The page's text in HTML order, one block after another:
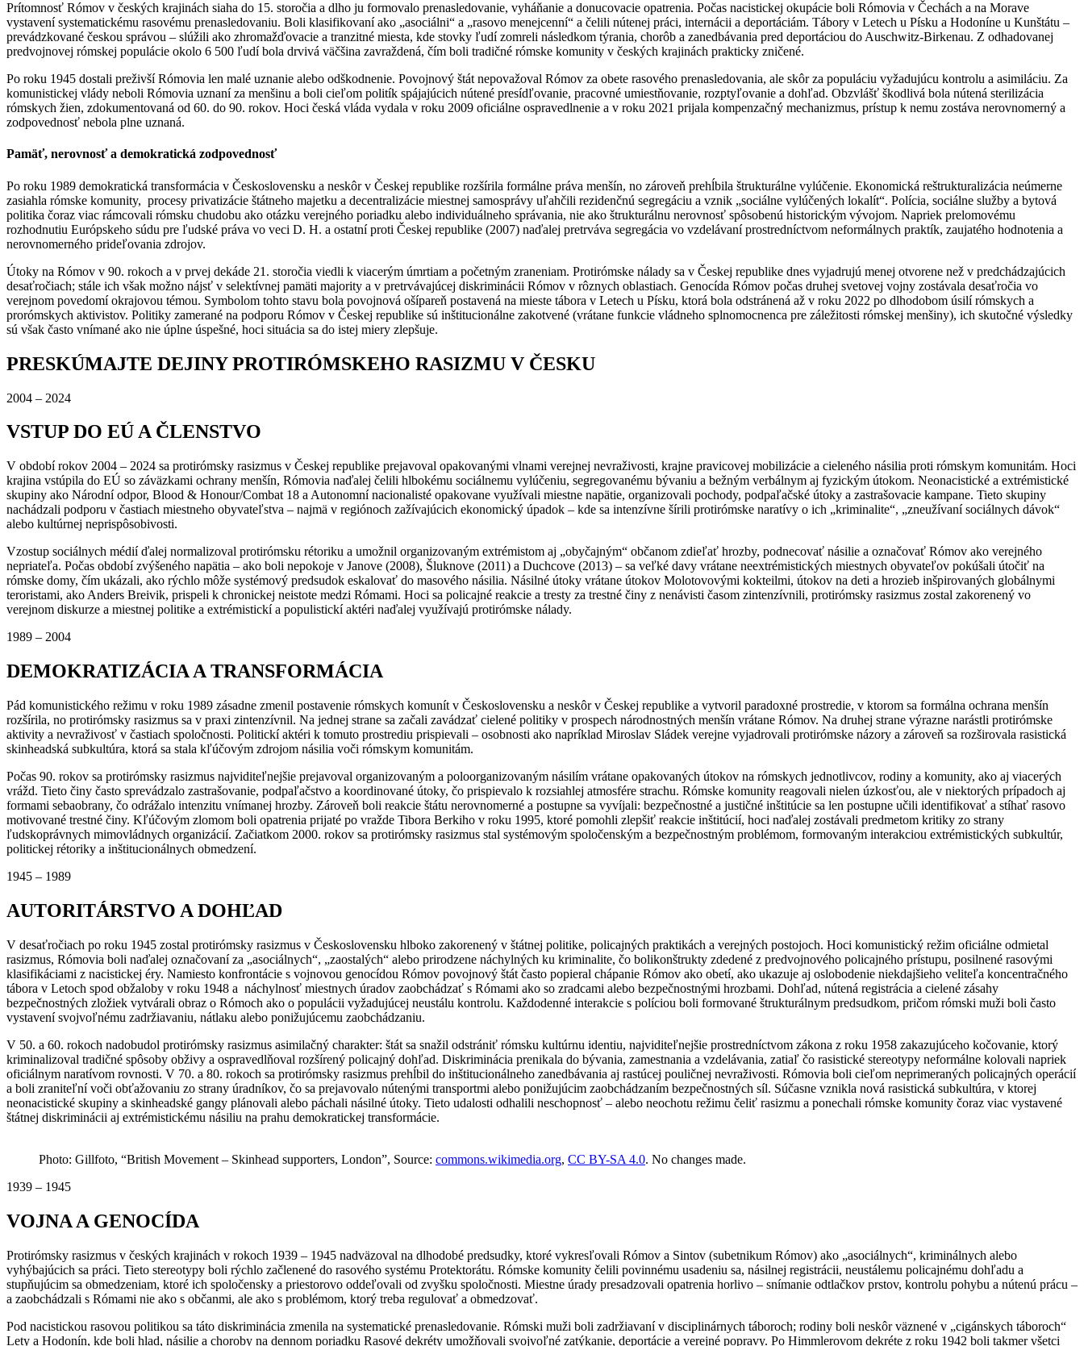
Prítomnosť Rómov v českých krajinách siaha do 15. storočia a dlho ju formovalo prenasledovanie, vyháňanie a donucovacie opatrenia. Počas nacistickej okupácie boli Rómovia v Čechách a na Morave
vystavení systematickému rasovému prenasledovaniu. Boli klasifikovaní ako „asociálni“ a „rasovo menejcenní“ a čelili nútenej práci, internácii a deportáciám. Tábory v Letech u Písku a Hodoníne u Kunštátu –
prevádzkované českou správou – slúžili ako zhromažďovacie a tranzitné miesta, kde stovky ľudí zomreli následkom týrania, chorôb a zanedbávania pred deportáciou do Auschwitz-Birkenau. Z odhadovanej
predvojnovej rómskej populácie okolo 6 500 ľudí bola drvivá väčšina zavraždená, čím boli tradičné rómske komunity v českých krajinách prakticky zničené.
Po roku 1945 dostali preživší Rómovia len malé uznanie alebo odškodnenie. Povojnový štát nepovažoval Rómov za obete rasového prenasledovania, ale skôr za populáciu vyžadujúcu kontrolu a asimiláciu. Za
komunistickej vlády neboli Rómovia uznaní za menšinu a boli cieľom politík spájajúcich nútené presídľovanie, pracovné umiestňovanie, rozptyľovanie a dohľad. Obzvlášť škodlivá bola nútená sterilizácia
rómskych žien, zdokumentovaná od 60. do 90. rokov. Hoci česká vláda vydala v roku 2009 oficiálne ospravedlnenie a v roku 2021 prijala kompenzačný mechanizmus, prístup k nemu zostáva nerovnomerný a
zodpovednosť nebola plne uznaná.
Pamäť, nerovnosť a demokratická zodpovednosť
Po roku 1989 demokratická transformácia v Československu a neskôr v Českej republike rozšírila formálne práva menšín, no zároveň prehĺbila štrukturálne vylúčenie. Ekonomická reštrukturalizácia neúmerne
zasiahla rómske komunity, procesy privatizácie štátneho majetku a decentralizácie miestnej samosprávy uľahčili rezidenčnú segregáciu a vznik „sociálne vylúčených lokalít“. Polícia, sociálne služby a bytová
politika čoraz viac rámcovali rómsku chudobu ako otázku verejného poriadku alebo individuálneho správania, nie ako štrukturálnu nerovnosť spôsobenú historickým vývojom. Napriek prelomovému
rozhodnutiu Európskeho súdu pre ľudské práva vo veci D. H. a ostatní proti Českej republike (2007) naďalej pretrváva segregácia vo vzdelávaní prostredníctvom neformálnych praktík, zaujatého hodnotenia a
nerovnomerného prideľovania zdrojov.
Útoky na Rómov v 90. rokoch a v prvej dekáde 21. storočia viedli k viacerým úmrtiam a početným zraneniam. Protirómske nálady sa v Českej republike dnes vyjadrujú menej otvorene než v predchádzajúcich
desaťročiach; stále ich však možno nájsť v selektívnej pamäti majority a v pretrvávajúcej diskriminácii Rómov v rôznych oblastiach. Genocída Rómov počas druhej svetovej vojny zostávala desaťročia vo
verejnom povedomí okrajovou témou. Symbolom tohto stavu bola povojnová ošípareň postavená na mieste tábora v Letech u Písku, ktorá bola odstránená až v roku 2022 po dlhodobom úsilí rómskych a
prorómskych aktivistov. Politiky zamerané na podporu Rómov v Českej republike sú inštitucionálne zakotvené (vrátane funkcie vládneho splnomocnenca pre záležitosti rómskej menšiny), ich skutočné výsledky
sú však často vnímané ako nie úplne úspešné, hoci situácia sa do istej miery zlepšuje.
PRESKÚMAJTE DEJINY PROTIRÓMSKEHO RASIZMU V ČESKU
2004 – 2024
VSTUP DO EÚ A ČLENSTVO
V období rokov 2004 – 2024 sa protirómsky rasizmus v Českej republike prejavoval opakovanými vlnami verejnej nevraživosti, krajne pravicovej mobilizácie a cieleného násilia proti rómskym komunitám. Hoci
krajina vstúpila do EÚ so záväzkami ochrany menšín, Rómovia naďalej čelili hlbokému sociálnemu vylúčeniu, segregovanému bývaniu a bežným verbálnym aj fyzickým útokom. Neonacistické a extrémistické
skupiny ako Národní odpor, Blood & Honour/Combat 18 a Autonomní nacionalisté opakovane využívali miestne napätie, organizovali pochody, podpaľačské útoky a zastrašovacie kampane. Tieto skupiny
nachádzali podporu v častiach miestneho obyvateľstva – najmä v regiónoch zažívajúcich ekonomický úpadok – kde sa intenzívne šírili protirómske naratívy o ich „kriminalite“, „zneužívaní sociálnych dávok“
alebo kultúrnej neprispôsobivosti.
Vzostup sociálnych médií ďalej normalizoval protirómsku rétoriku a umožnil organizovaným extrémistom aj „obyčajným“ občanom zdieľať hrozby, podnecovať násilie a označovať Rómov ako verejného
nepriateľa. Počas období zvýšeného napätia – ako boli nepokoje v Janove (2008), Šluknove (2011) a Duchcove (2013) – sa veľké davy vrátane neextrémistických miestnych obyvateľov pokúšali útočiť na
rómske domy, čím ukázali, ako rýchlo môže systémový predsudok eskalovať do masového násilia. Násilné útoky vrátane útokov Molotovovými kokteilmi, útokov na deti a hrozieb inšpirovaných globálnymi
teroristami, ako Anders Breivik, prispeli k chronickej neistote medzi Rómami. Hoci sa policajné reakcie a tresty za trestné činy z nenávisti časom zintenzívnili, protirómsky rasizmus zostal zakorenený vo
verejnom diskurze a miestnej politike a extrémistickí a populistickí aktéri naďalej využívajú protirómske nálady.
1989 – 2004
DEMOKRATIZÁCIA A TRANSFORMÁCIA
Pád komunistického režimu v roku 1989 zásadne zmenil postavenie rómskych komunít v Československu a neskôr v Českej republike a vytvoril paradoxné prostredie, v ktorom sa formálna ochrana menšín
rozšírila, no protirómsky rasizmus sa v praxi zintenzívnil. Na jednej strane sa začali zavádzať cielené politiky v prospech národnostných menšín vrátane Rómov. Na druhej strane výrazne narástli protirómske
aktivity a nevraživosť v častiach spoločnosti. Politickí aktéri k tomuto prostrediu prispievali – osobnosti ako napríklad Miroslav Sládek verejne vyjadrovali protirómske názory a zároveň sa rozširovala rasistická
skinheadská subkultúra, ktorá sa stala kľúčovým zdrojom násilia voči rómskym komunitám.
Počas 90. rokov sa protirómsky rasizmus najviditeľnejšie prejavoval organizovaným a poloorganizovaným násilím vrátane opakovaných útokov na rómskych jednotlivcov, rodiny a komunity, ako aj viacerých
vrážd. Tieto činy často sprevádzalo zastrašovanie, podpaľačstvo a koordinované útoky, čo prispievalo k rozsiahlej atmosfére strachu. Rómske komunity reagovali nielen úzkosťou, ale v niektorých prípadoch aj
formami sebaobrany, čo odrážalo intenzitu vnímanej hrozby. Zároveň boli reakcie štátu nerovnomerné a postupne sa vyvíjali: bezpečnostné a justičné inštitúcie sa len postupne učili identifikovať a stíhať rasovo
motivované trestné činy. Kľúčovým zlomom boli opatrenia prijaté po vražde Tibora Berkiho v roku 1995, ktoré pomohli zlepšiť reakcie inštitúcií, hoci naďalej zostávali predmetom kritiky zo strany
ľudskoprávnych mimovládnych organizácií. Začiatkom 2000. rokov sa protirómsky rasizmus stal systémovým spoločenským a bezpečnostným problémom, formovaným interakciou extrémistických subkultúr,
politickej rétoriky a inštitucionálnych obmedzení.
1945 – 1989
AUTORITÁRSTVO A DOHĽAD
V desaťročiach po roku 1945 zostal protirómsky rasizmus v Československu hlboko zakorenený v štátnej politike, policajných praktikách a verejných postojoch. Hoci komunistický režim oficiálne odmietal
rasizmus, Rómovia boli naďalej označovaní za „asociálnych“, „zaostalých“ alebo prirodzene náchylných ku kriminalite, čo bolikonštrukty zdedené z predvojnového policajného prístupu, posilnené rasovými
klasifikáciami z nacistickej éry. Namiesto konfrontácie s vojnovou genocídou Rómov povojnový štát často popieral chápanie Rómov ako obetí, ako ukazuje aj oslobodenie niekdajšieho veliteľa koncentračného
tábora v Letoch spod obžaloby v roku 1948 a náchylnosť miestnych úradov zaobchádzať s Rómami ako so zradcami alebo bezpečnostnými hrozbami. Dohľad, nútená registrácia a cielené zásahy
bezpečnostných zložiek vytvárali obraz o Rómoch ako o populácii vyžadujúcej neustálu kontrolu. Každodenné interakcie s políciou boli formované štrukturálnym predsudkom, pričom rómski muži boli často
vystavení svojvoľnému zadržiavaniu, nátlaku alebo ponižujúcemu zaobchádzaniu.
V 50. a 60. rokoch nadobudol protirómsky rasizmus asimilačný charakter: štát sa snažil odstrániť rómsku kultúrnu identiu, najviditeľnejšie prostredníctvom zákona z roku 1958 zakazujúceho kočovanie, ktorý
kriminalizoval tradičné spôsoby obživy a ospravedlňoval rozšírený policajný dohľad. Diskriminácia prenikala do bývania, zamestnania a vzdelávania, zatiaľ čo rasistické stereotypy neformálne kolovali napriek
oficiálnym naratívom rovnosti. V 70. a 80. rokoch sa protirómsky rasizmus prehĺbil do inštitucionálneho zanedbávania aj rastúcej pouličnej nevraživosti. Rómovia boli cieľom neprimeraných policajných operácií
a boli zraniteľní voči obťažovaniu zo strany úradníkov, čo sa prejavovalo nútenými transportmi alebo ponižujúcim zaobchádzaním bezpečnostných síl. Súčasne vznikla nová rasistická subkultúra, v ktorej
neonacistické skupiny a skinheadské gangy plánovali alebo páchali násilné útoky. Tieto udalosti odhalili neschopnosť – alebo neochotu režimu čeliť rasizmu a ponechali rómske komunity čoraz viac vystavené
štátnej diskriminácii aj extrémistickému násiliu na prahu demokratickej transformácie.
Photo: Gillfoto, “British Movement – Skinhead supporters, London”, Source: commons.wikimedia.org, CC BY-SA 4.0. No changes made.
1939 – 1945
VOJNA A GENOCÍDA
Protirómsky rasizmus v českých krajinách v rokoch 1939 – 1945 nadväzoval na dlhodobé predsudky, ktoré vykresľovali Rómov a Sintov (subetnikum Rómov) ako „asociálnych“, kriminálnych alebo
vyhýbajúcich sa práci. Tieto stereotypy boli rýchlo začlenené do rasového systému Protektorátu. Rómske komunity čelili povinnému usadeniu sa, násilnej registrácii, neustálemu policajnému dohľadu a
stupňujúcim sa obmedzeniam, ktoré ich spoločensky a priestorovo oddeľovali od zvyšku spoločnosti. Miestne úrady presadzovali opatrenia horlivo – snímanie odtlačkov prstov, kontrolu pohybu a nútenú prácu –
a zaobchádzali s Rómami nie ako s občanmi, ale ako s problémom, ktorý treba regulovať a obmedzovať.
Pod nacistickou rasovou politikou sa táto diskriminácia zmenila na systematické prenasledovanie. Rómski muži boli zadržiavaní v disciplinárnych táboroch; rodiny boli neskôr väznené v „cigánskych táboroch“
Lety a Hodonín, kde boli hlad, násilie a choroby na dennom poriadku Rasové dekréty umožňovali svojvoľné zatýkanie, deportácie a verejné popravy. Po Himmlerovom dekréte z roku 1942 boli takmer všetci